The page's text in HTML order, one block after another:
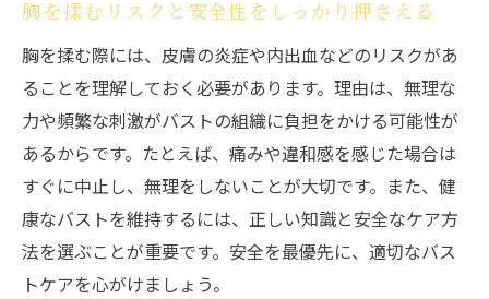
胸を揉むリスクと安全性をしっかり押さえる
胸を揉む際には、皮膚の炎症や内出血などのリスクがあ
ることを理解しておく必要があります。理由は、無理な
力や頻繁な刺激がバストの組織に負担をかける可能性が
あるからです。たとえば、痛みや違和感を感じた場合は
すぐに中止し、無理をしないことが大切です。また、健
康なバストを維持するには、正しい知識と安全なケア方
法を選ぶことが重要です。安全を最優先に、適切なバス
トケアを心がけましょう。